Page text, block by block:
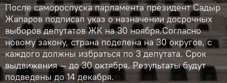
После самороспуска парламента президент Садыр
Жапаров подписал указ о назначении досрочных
выборов депутатов ЖК на 30 ноября.Согласно
новому закону, страна поделена на 30 округов, с
каждого должны избраться по 3 депутата. Срок
выдвижения — до 30 октября. Результаты будут
подведены до 14 декабря.